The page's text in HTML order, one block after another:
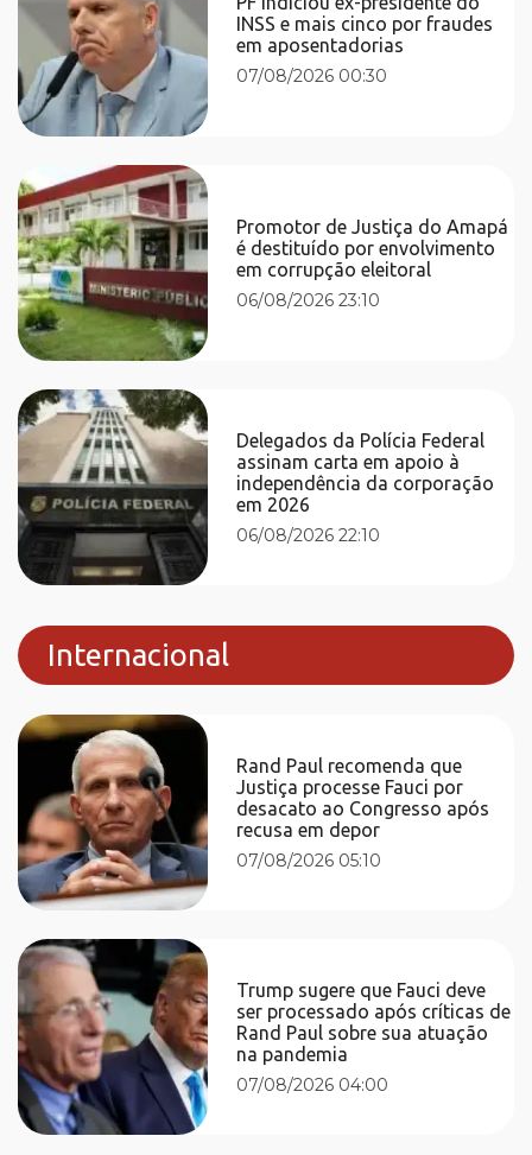
INSS e mais cinco por fraudes
em aposentadorias
07/08/2026 00:30
Promotor de Justiça do Amapá
é destituído por envolvimento
em corrupção eleitoral
06/08/2026 23:10
Delegados da Polícia Federal
assinam carta em apoio à
independência da corporação
em 2026
06/08/2026 22:10
Internacional
Rand Paul recomenda que
Justiça processe Fauci por
desacato ao Congresso após
recusa em depor
07/08/2026 05:10
Trump sugere que Fauci deve
ser processado após críticas de
Rand Paul sobre sua atuação
na pandemia
07/08/2026 04:00